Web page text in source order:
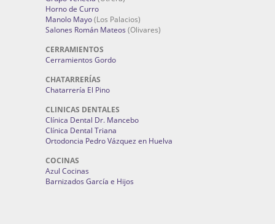
Horno de Curro
Manolo Mayo(Los Palacios)
Salones Román Mateos (Olivares)
CERRAMIENTOS
Cerramientos Gordo
CHATARRERÍAS
Chatarrería El Pino
CLINICAS DENTALES
Clínica Dental Dr. Mancebo
Clínica Dental Triana
Ortodoncia Pedro Vázquez en Huelva
COCINAS
Azul Cocinas
Barnizados García e Hijos